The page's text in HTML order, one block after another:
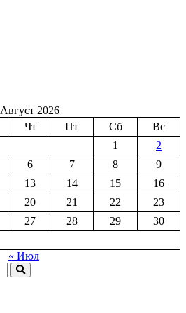
Август 2026
Чт Пт Сб
Вс
1
2
6 7 8
9
13 14 15
16
20 21 22
23
27 28 29
30
« Июл